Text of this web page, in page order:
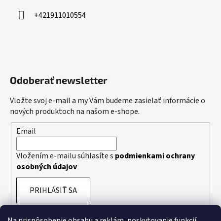
+421911010554
Odoberať newsletter
Vložte svoj e-mail a my Vám budeme zasielať informácie o
nových produktoch na našom e-shope.
Email
Vložením e-mailu súhlasíte s podmienkami ochrany
osobných údajov
PRIHLÁSIŤ SA